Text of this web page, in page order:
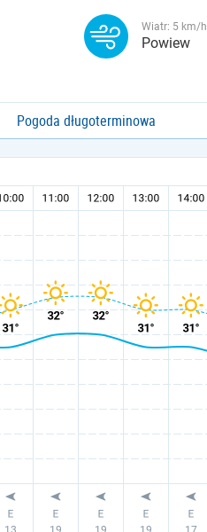
Wiatr: 5 km/h
Powiew
Pogoda długoterminowa